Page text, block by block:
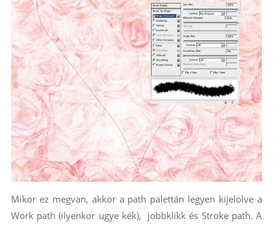
Mikor ez megvan, akkor a path palettán legyen kijelölve a
Work path (ilyenkor ugye kék), jobbklikk és Stroke path. A